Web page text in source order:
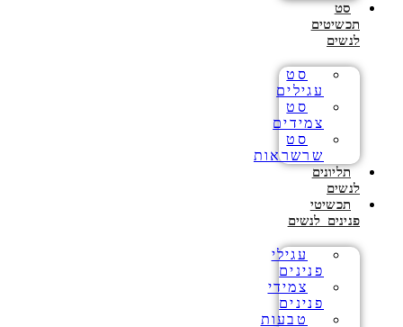
סט
תכשיטים
לנשים
סט
עגילים
סט
צמידים
סט
שרשראות
תליונים
לנשים
תכשיטי
פנינים לנשים
עגילי
פנינים
צמידי
פנינים
טבעות